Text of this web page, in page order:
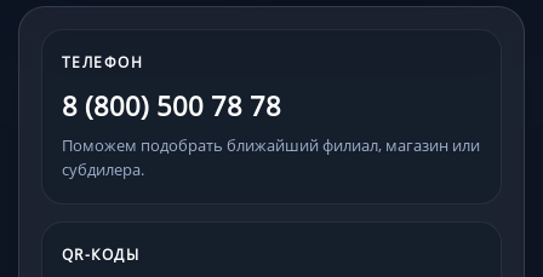
ТЕЛЕФОН
8 (800) 500 78 78
Поможем подобрать ближайший филиал, магазин или
субдилера.
QR-КОДЫ